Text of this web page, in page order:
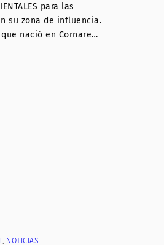
para las
su zona de influencia.
nació en Cornare…
, NOTICIAS